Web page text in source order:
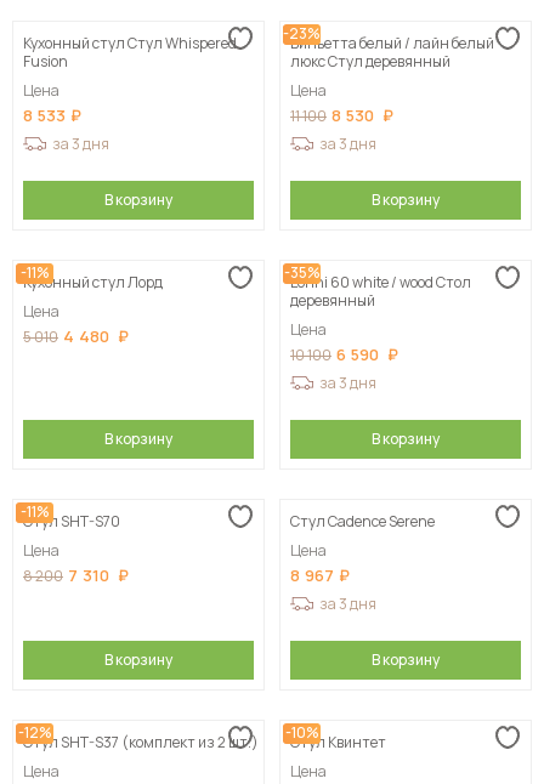
Кухонный стул Стул Whispered
Fusion
Цена
8 533
за 3 дня
В корзину
-23%
Виньетта белый / лайн белый
люкс Стул деревянный
Цена
11 100 8 530
за 3 дня
В корзину
-11%
Кухонный стул Лорд
Цена
5 010 4 480
В корзину
-35%
Lorini 60 white / wood Стол
деревянный
Цена
10 100 6 590
за 3 дня
В корзину
-11%
Стул SHT-S70
Цена
8 200 7 310
В корзину
Стул Cadence Serene
Цена
8 967
за 3 дня
В корзину
-12%
Стул SHT-S37 (комплект из 2 шт.)
Цена
-10%
Стул Квинтет
Цена